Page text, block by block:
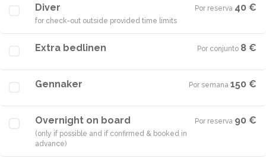
Diver
for check-out outside provided time limits
Por reserva·40 €
Extra bedlinen Por conjunto·8 €
Gennaker Por semana·150 €
Overnight on board
(only if possible and if confirmed & booked in
advance)
Por reserva·90 €